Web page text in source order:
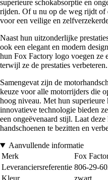
superieure schokabsorptie en
rijden. Of u nu op de weg rijdt of
voor een veilige en
Naast hun uitzonderlijke
ook een elegant en modern
hun Fox Factory logo voegen ze
terwijl ze de prestaties verbeteren.
Samengevat zijn de
keuze voor alle motorrijders die
hoog niveau. Met hun
innovatieve technologie bieden
een ongeëvenaard stijl. Laat
handschoenen te bezitten en
Aanvullende informatie
Merk
Fox
Leveranciersreferentie 806-29-